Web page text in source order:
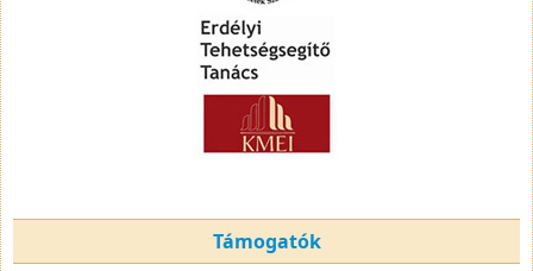
Támogatók